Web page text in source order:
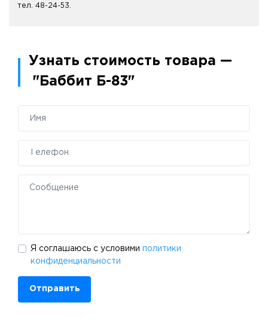
тел. 48-24-53.
Узнать стоимость товара —
"Баббит Б-83"
Я соглашаюсь с условими политики
конфиденциальности
Отправить